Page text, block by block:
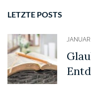
LETZTE POSTS